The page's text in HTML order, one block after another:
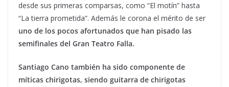
desde sus primeras comparsas, como “El motín” hasta
“La tierra prometida”. Además le corona el mérito de ser
uno de los pocos afortunados que han pisado las
semifinales del Gran Teatro Falla.
Santiago Cano también ha sido componente de
míticas chirigotas, siendo guitarra de chirigotas